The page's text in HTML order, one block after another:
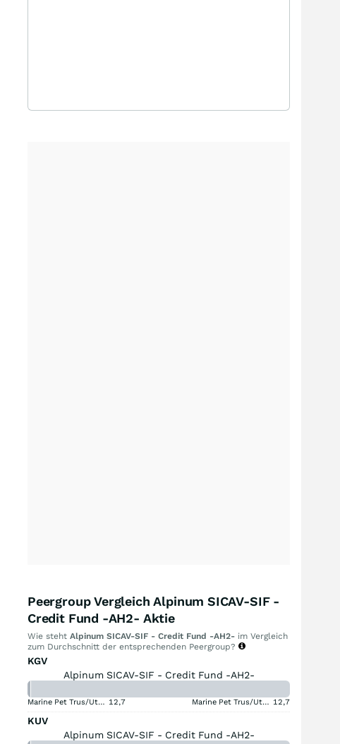
Peergroup Vergleich Alpinum SICAV-SIF -
Credit Fund -AH2- Aktie
Wie steht Alpinum SICAV-SIF - Credit Fund -AH2- im Vergleich
zum Durchschnitt der entsprechenden Peergroup?
KGV
Alpinum SICAV-SIF - Credit Fund -AH2-
Marine Pet Trus/Ut USD 12,7 Marine Pet Trus/Ut USD 12,7
KUV
Alpinum SICAV-SIF - Credit Fund -AH2-